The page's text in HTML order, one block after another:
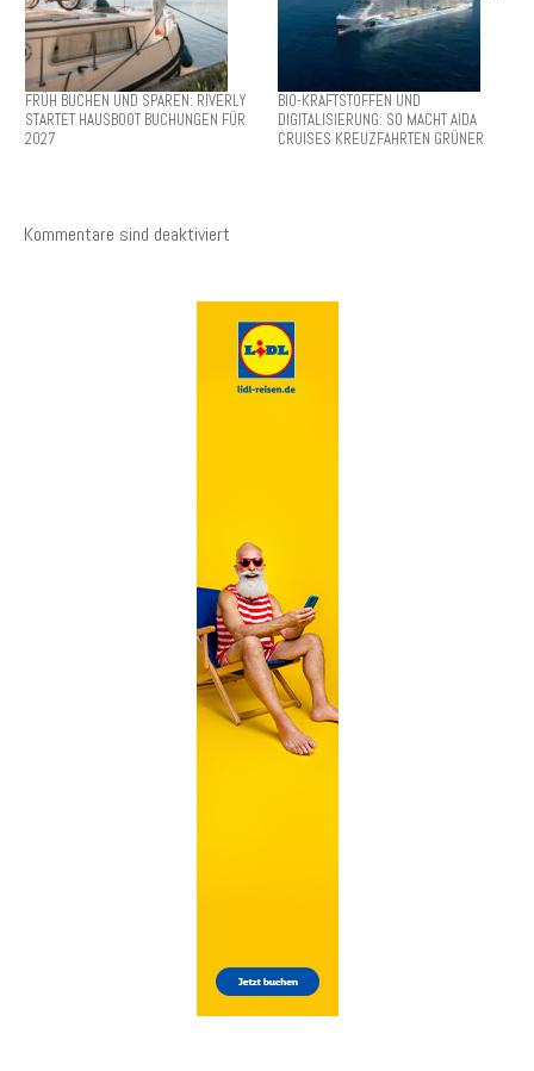
FRÜH BUCHEN UND SPAREN: RIVERLY
STARTET HAUSBOOT BUCHUNGEN FÜR
2027
BIO-KRAFTSTOFFEN UND
DIGITALISIERUNG: SO MACHT AIDA
CRUISES KREUZFAHRTEN GRÜNER
Kommentare sind deaktiviert